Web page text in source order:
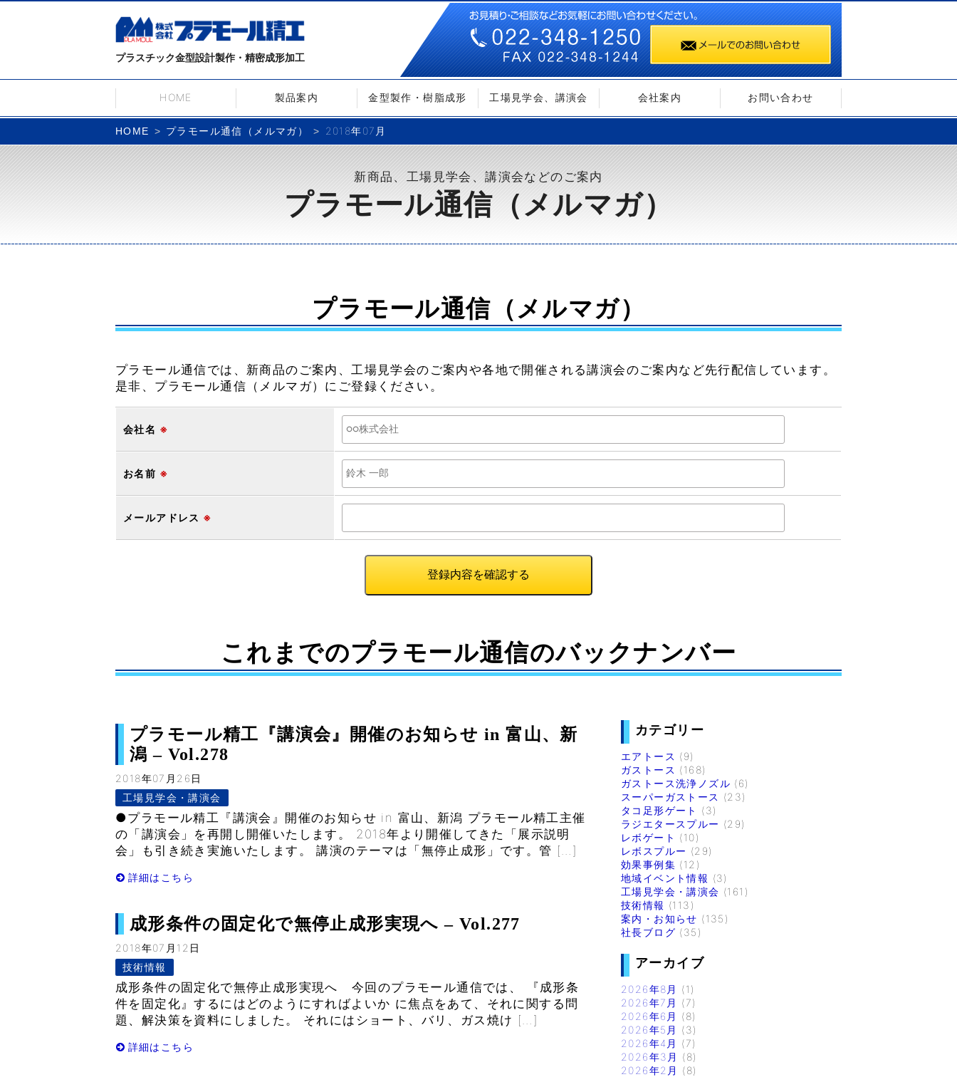
プラスチック金型設計製作・精密成形加工
HOME 製品案内 金型製作・樹脂成形 工場見学会、講演会 会社案内 お問い合わせ
HOME プラモール通信（メルマガ） 2018年07月
新商品、工場見学会、講演会などのご案内
プラモール通信（メルマガ）
プラモール通信（メルマガ）
プラモール通信では、新商品のご案内、工場見学会のご案内や各地で開催される講演会のご案内など先行配信しています。
是非、プラモール通信（メルマガ）にご登録ください。
会社名 ※
お名前 ※
メールアドレス ※
これまでのプラモール通信のバックナンバー
プラモール精工『講演会』開催のお知らせ in 富山、新
潟 – Vol.278
2018年07月26日
工場見学会・講演会
●プラモール精工『講演会』開催のお知らせ in 富山、新潟 プラモール精工主催
の「講演会」を再開し開催いたします。 2018年より開催してきた「展示説明
会」も引き続き実施いたします。 講演のテーマは「無停止成形」です。管 […]
詳細はこちら
成形条件の固定化で無停止成形実現へ – Vol.277
2018年07月12日
技術情報
成形条件の固定化で無停止成形実現へ 今回のプラモール通信では、 『成形条
件を固定化』するにはどのようにすればよいか に焦点をあて、それに関する問
題、解決策を資料にしました。 それにはショート、バリ、ガス焼け […]
詳細はこちら
カテゴリー
エアトース (9)
ガストース (168)
ガストース洗浄ノズル (6)
スーパーガストース (23)
タコ足形ゲート
(3)
ラジエタースプルー (29)
レボゲート (10)
レボスプルー (29)
効果事例集 (12)
地域イベント情報 (3)
工場見学会・講演会 (161)
技術情報 (113)
案内・お知らせ (135)
社長ブログ (35)
アーカイブ
2026年8月
(1)
2026年7月
(7)
2026年6月
(8)
2026年5月
(3)
2026年4月
(7)
2026年3月
(8)
2026年2月
(8)